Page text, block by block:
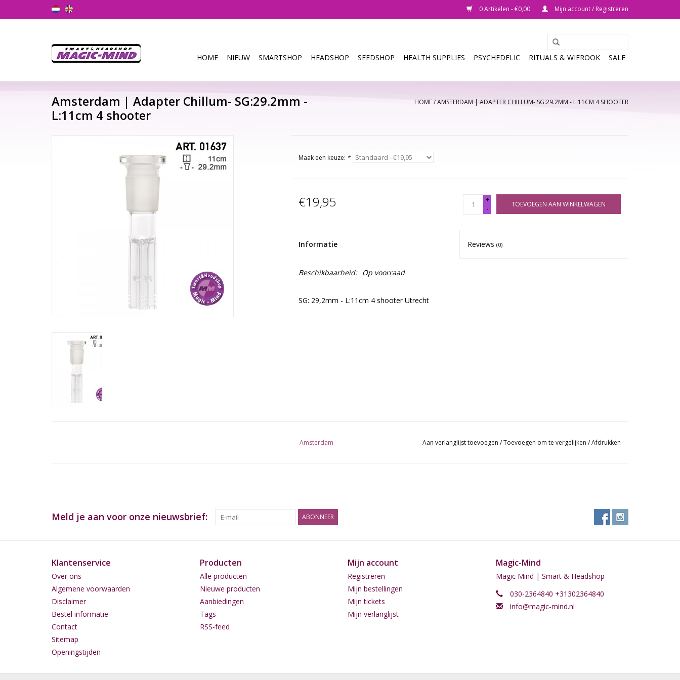
0 Artikelen - €0,00 Mijn account / Registreren
HOME NIEUW SMARTSHOP HEADSHOP SEEDSHOP HEALTH SUPPLIES PSYCHEDELIC RITUALS & WIEROOK SALE
Amsterdam | Adapter Chillum- SG:29.2mm -
L:11cm 4 shooter
HOME/AMSTERDAM | ADAPTER CHILLUM- SG:29.2MM - L:11CM 4 SHOOTER
Maak een keuze: *
€19,95
+
-
TOEVOEGEN AAN WINKELWAGEN
Informatie Reviews(0)
Beschikbaarheid: Op voorraad
SG: 29,2mm - L:11cm 4 shooter Utrecht
Amsterdam Aan verlanglijst toevoegen /Toevoegen om te vergelijken /Afdrukken
Meld je aan voor onze nieuwsbrief: ABONNEER
Klantenservice
Over ons
Algemene voorwaarden
Disclaimer
Bestel informatie
Contact
Sitemap
Openingstijden
Producten
Alle producten
Nieuwe producten
Aanbiedingen
Tags
RSS-feed
Mijn account
Registreren
Mijn bestellingen
Mijn tickets
Mijn verlanglijst
Magic-Mind
Magic Mind | Smart & Headshop
030-2364840 +31302364840
info@magic-mind.nl